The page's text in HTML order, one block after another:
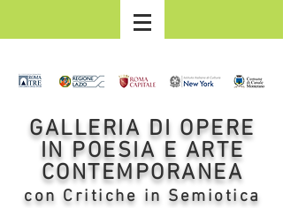
GALLERIA DI OPERE
IN POESIA E ARTE
CONTEMPORANEA
con Critiche in Semiotica